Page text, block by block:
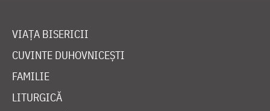
VIAȚA BISERICII
CUVINTE DUHOVNICEȘTI
FAMILIE
LITURGICĂ